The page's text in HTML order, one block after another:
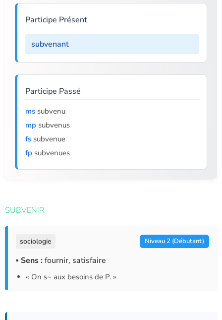
Participe Présent
subvenant
Participe Passé
ms subvenu
mp subvenus
fs subvenue
fp subvenues
SUBVENIR
sociologie Niveau 2 (Débutant)
▪ Sens : fournir, satisfaire
« On s~ aux besoins de P. »